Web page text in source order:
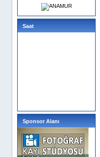
Saat
Sponsor Alanı